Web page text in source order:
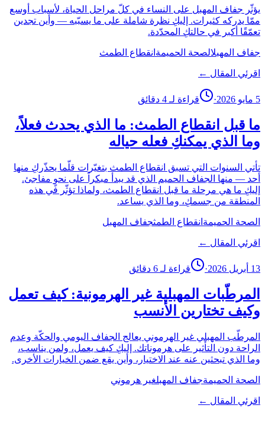
يؤثّر جفاف المهبل على النساء في كلّ مراحل الحياة، لأسباب أوسع
ممّا يدركه كثيرات. إليكِ نظرة شاملة على ما يسبّبه — وأين تجدين
تعمّقًا أكبر في حالتكِ المحدّدة.
جفاف المهبلالصحة الحميمة انقطاع الطمث
اقرئي المقال ←
5 مايو 2026 · قراءة لـ 4 دقائق
ما قبل انقطاع الطمث: ما الذي يحدث فعلاً،
وما الذي يمكنكِ فعله حياله
تأتي السنوات التي تسبق انقطاع الطمث بتغيّرات قلّما يحذّركِ منها
أحد — منها الجفاف الحميم الذي قد يبدأ مبكراً على نحوٍ مفاجئ.
إليكِ ما هي مرحلة ما قبل انقطاع الطمث، ولماذا تؤثّر في هذه
المنطقة من جسمكِ، وما الذي يساعد.
الصحة الحميمة انقطاع الطمثجفاف المهبل
اقرئي المقال ←
13 أبريل 2026 · قراءة لـ 6 دقائق
المرطّبات المهبلية غير الهرمونية: كيف تعمل
وكيف تختارين الأنسب
المرطّب المهبلي غير الهرموني يعالج الجفاف اليومي والحكّة وعدم
الراحة دون التأثير على هرموناتك. إليكِ كيف يعمل، ولمن يناسب،
وما الذي تبحثين عنه عند الاختيار، وأين يقع ضمن الخيارات الأخرى.
الصحة الحميمةجفاف المهبلغير هرموني
اقرئي المقال ←